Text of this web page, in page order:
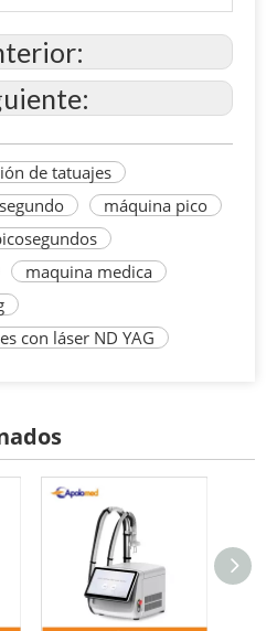
de tatuajes
máquina pico
maquina medica
con láser ND YAG